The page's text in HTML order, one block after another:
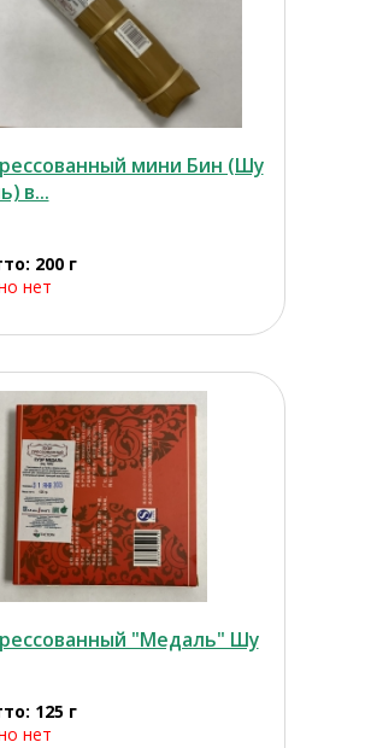
мини Бин (Шу
в...
200 г
нет
"Медаль" Шу
125 г
нет